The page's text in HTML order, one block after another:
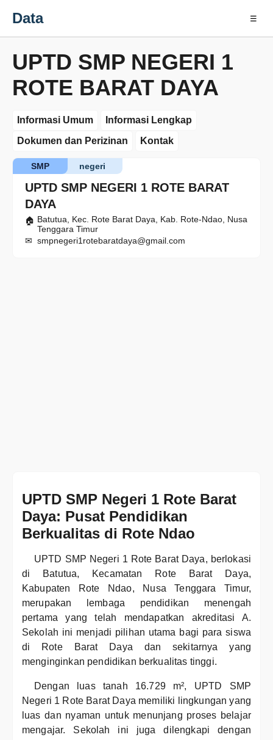
Data ☰
UPTD SMP NEGERI 1
ROTE BARAT DAYA
Informasi Umum
Informasi Lengkap
Dokumen dan Perizinan
Kontak
UPTD SMP NEGERI 1 ROTE BARAT
DAYA
negeri
SMP
Batutua, Kec. Rote Barat Daya, Kab. Rote-Ndao, Nusa
Tenggara Timur
smpnegeri1rotebaratdaya@gmail.com
UPTD SMP Negeri 1 Rote Barat
Daya: Pusat Pendidikan
Berkualitas di Rote Ndao
UPTD SMP Negeri 1 Rote Barat Daya, berlokasi
di Batutua, Kecamatan Rote Barat Daya,
Kabupaten Rote Ndao, Nusa Tenggara Timur,
merupakan lembaga pendidikan menengah
pertama yang telah mendapatkan akreditasi A.
Sekolah ini menjadi pilihan utama bagi para siswa
di Rote Barat Daya dan sekitarnya yang
menginginkan pendidikan berkualitas tinggi.
Dengan luas tanah 16.729 m², UPTD SMP
Negeri 1 Rote Barat Daya memiliki lingkungan yang
luas dan nyaman untuk menunjang proses belajar
mengajar. Sekolah ini juga dilengkapi dengan